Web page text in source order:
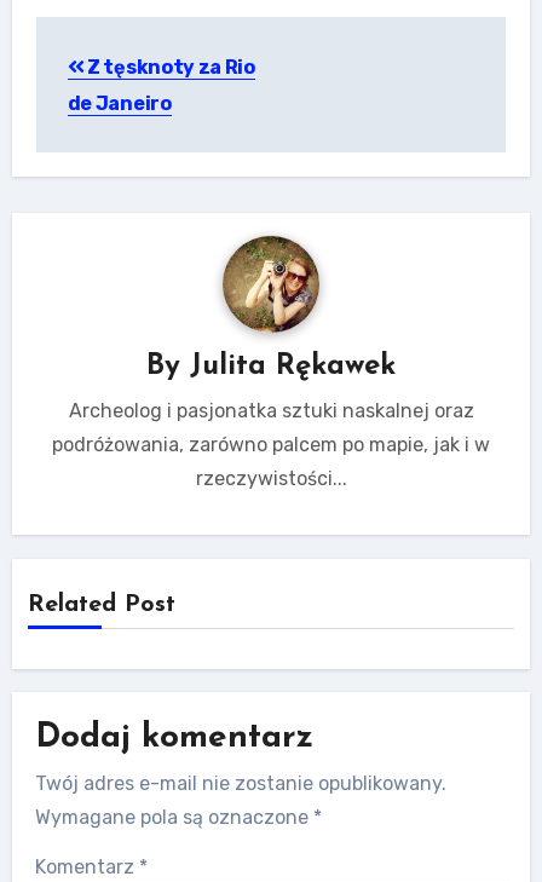
wpisu
Z tęsknoty za Rio
de Janeiro
By Julita Rękawek
Archeolog i pasjonatka sztuki naskalnej oraz
podróżowania, zarówno palcem po mapie, jak i w
rzeczywistości...
Related Post
Dodaj komentarz
Twój adres e-mail nie zostanie opublikowany.
Wymagane pola są oznaczone *
Komentarz *